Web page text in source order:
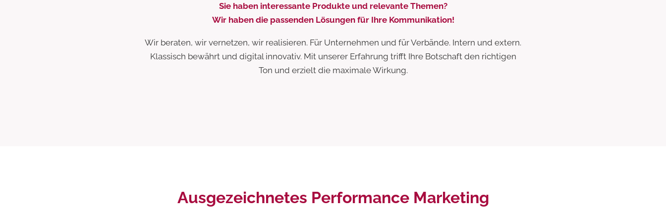
Sie haben interessante Produkte und relevante Themen?
Wir haben die passenden Lösungen für Ihre Kommunikation!
Wir beraten, wir vernetzen, wir realisieren. Für Unternehmen und für Verbände. Intern und extern.
Klassisch bewährt und digital innovativ. Mit unserer Erfahrung trifft Ihre Botschaft den richtigen
Ton und erzielt die maximale Wirkung.
Content &
Ausgezeichnetes Performance Marketing